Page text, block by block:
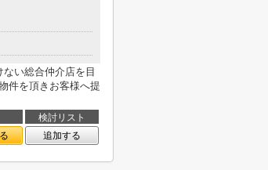
い総合仲介店を目
件を頂きお客様へ提
検討リスト
追加する